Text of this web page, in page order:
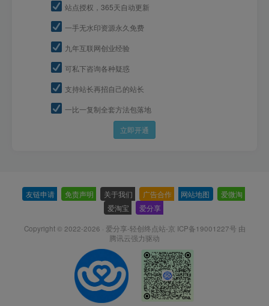
站点授权，365天自动更新
一手无水印资源永久免费
九年互联网创业经验
可私下咨询各种疑惑
支持站长再招自己的站长
一比一复制全套方法包落地
立即开通
友链申请 免责声明 关于我们 广告合作 网站地图 爱微淘
爱淘宝
爱分享
Copyright © 2022-2026 · 爱分享-轻创终点站-京 ICP备19001227号 由
腾讯云强力驱动